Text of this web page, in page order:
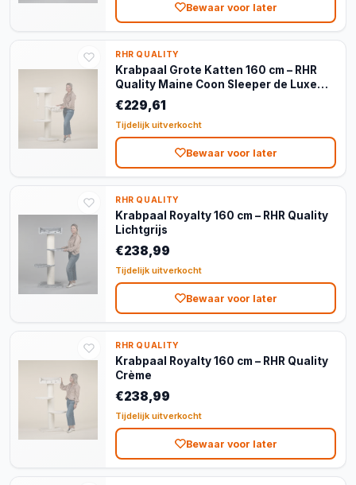
Bewaar voor later
RHR QUALITY
Krabpaal Grote Katten 160 cm – RHR
Quality Maine Coon Sleeper de Luxe
Crème
€229,61
Tijdelijk uitverkocht
Bewaar voor later
RHR QUALITY
Krabpaal Royalty 160 cm – RHR Quality
Lichtgrijs
€238,99
Tijdelijk uitverkocht
Bewaar voor later
RHR QUALITY
Krabpaal Royalty 160 cm – RHR Quality
Crème
€238,99
Tijdelijk uitverkocht
Bewaar voor later